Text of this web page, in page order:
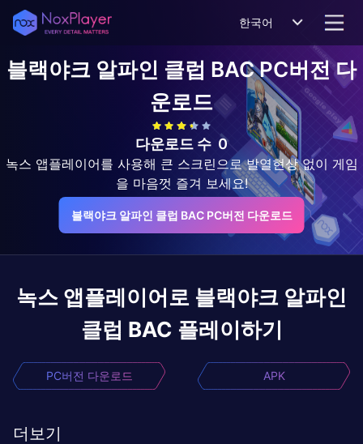
한국어
블랙야크 알파인 클럽 BACPC버전 다
운로드
다운로드 수 0
녹스 앱플레이어를 사용해 큰 스크린으로 발열현상 없이 게임
을 마음껏 즐겨 보세요!
블랙야크 알파인 클럽 BAC PC버전 다운로드
녹스 앱플레이어로 블랙야크 알파인
클럽 BAC 플레이하기
PC버전 다운로드 APK
더보기